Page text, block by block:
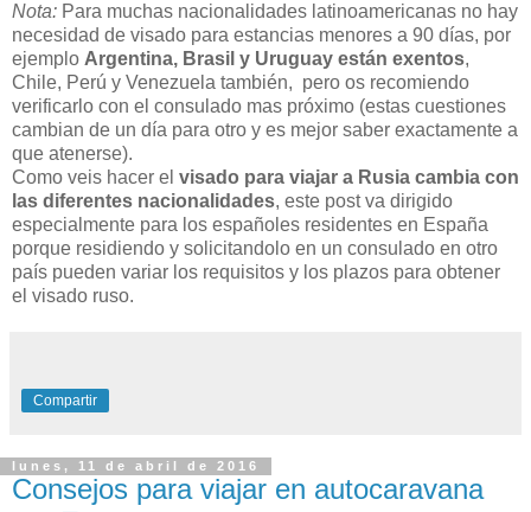
Nota: Para muchas nacionalidades latinoamericanas no hay
necesidad de visado para estancias menores a 90 días, por
ejemplo Argentina, Brasil y Uruguay están exentos,
Chile, Perú y Venezuela también, pero os recomiendo
verificarlo con el consulado mas próximo (estas cuestiones
cambian de un día para otro y es mejor saber exactamente a
que atenerse).
Como veis hacer el visado para viajar a Rusia cambia con
las diferentes nacionalidades, este post va dirigido
especialmente para los españoles residentes en España
porque residiendo y solicitandolo en un consulado en otro
país pueden variar los requisitos y los plazos para obtener
el visado ruso.
Compartir
lunes, 11 de abril de 2016
Consejos para viajar en autocaravana